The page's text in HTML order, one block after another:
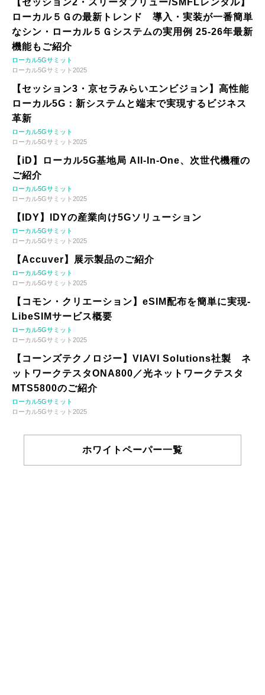
【セッション2・スリーダブリュー/SMFLレンタル】
ローカル５Ｇの最新トレンド 導入・実装が一番簡単
なシン・ローカル５Ｇシステムの実用例 25-26年最新
機能もご紹介
ローカル5Gサミット
ローカル5Gサミット2025
【セッション3・京セラみらいエンビジョン】高性能
ローカル5G：新システムと端末で実現するビジネス
革新
ローカル5Gサミット
ローカル5Gサミット2025
【iD】ローカル5G基地局 All-In-One、次世代機種の
ご紹介
ローカル5Gサミット
ローカル5Gサミット2025
【IDY】IDYの産業向け5Gソリューション
ローカル5Gサミット
ローカル5Gサミット2025
【Accuver】展示製品のご紹介
ローカル5Gサミット
ローカル5Gサミット2025
【コモン・クリエーション】eSIM配布を簡単に実現-
LibeSIMサービス概要
ローカル5Gサミット
ローカル5Gサミット2025
【コーンズテクノロジー】VIAVI Solutions社製 ネ
ットワークテスタONA800／光ネットワークテスタ
MTS5800のご紹介
ローカル5Gサミット
ローカル5Gサミット2025
ホワイトペーパー一覧